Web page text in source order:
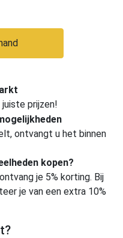
prijzen!
ontvangt u het binnen
kopen?
je 5% korting. Bij
je van een extra 10%